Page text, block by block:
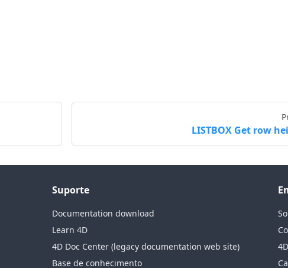
LISTBOX Get row
Suporte
Documentation download
Learn 4D
4D Doc Center (legacy documentation web site)
Base de conhecimento